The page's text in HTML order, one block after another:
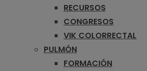
RECURSOS
CONGRESOS
VIK COLORRECTAL
PULMÓN
FORMACIÓN